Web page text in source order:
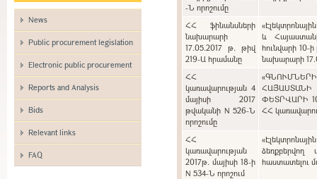
News
Public procurement legislation
Electronic public procurement
Reports and Analysis
Bids
Relevant links
FAQ
-Ն որոշումը
ՀՀ ֆինանսների
նախարարի
17.05.2017 թ. թիվ
219-Ա հրամանը
և
հունվարի 10-
նախարարի
ՀՀ
կառավարության 4
մայիսի 2017
թվականի N 526-Ն
որոշումը
ՓԵՏՐՎԱՐԻ
ՀՀ
ՀՀ
կառավարության
2017թ. մայիսի 18-ի
N 534-Ն որոշում
ձեռքբերվող
հաստատելու